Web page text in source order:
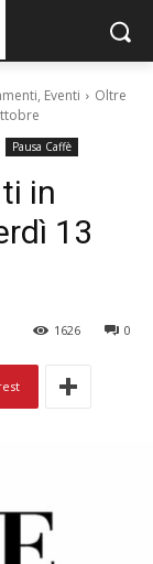
Eventi
Oltre
Pausa Caffè
in
13
0
1626